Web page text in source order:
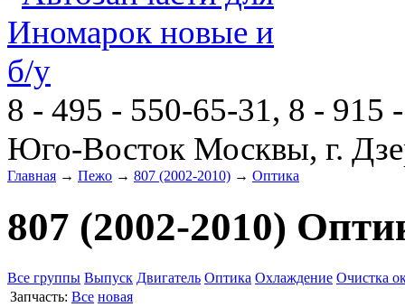
8 - 495 - 550-65-31, 8 - 915
Юго-Восток Москвы, г.
Главная → Пежо → 807 (2002-2010) → Оптика
807 (2002-2010)
Все группы Выпуск Двигатель Оптика Охлаждение Очистка
Запчасть: Все новая